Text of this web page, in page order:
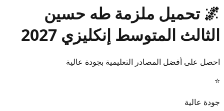
🌌 تحميل ملزمة طه حسين
الثالث المتوسط إنكليزي 2027
احصل على أفضل المصادر التعليمية بجودة عالية
⭐
جودة عالية